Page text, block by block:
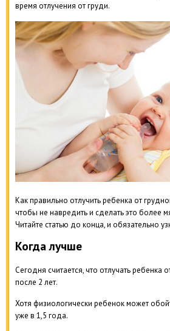
время отлучения от груди.
Как правильно отлучить ребенка от
чтобы не навредить и сделать это более
Читайте статью до конца, и обязательно
Когда лучше
Сегодня считается, что отлучать ребенка
после 2 лет.
Хотя физиологически ребенок может
уже в 1,5 года.